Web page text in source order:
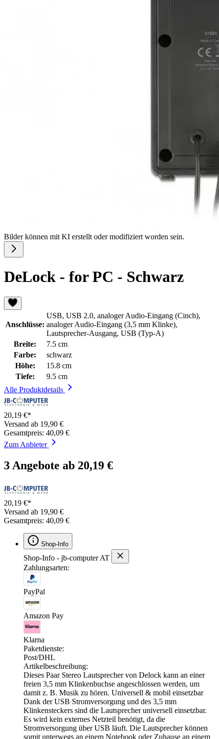
Bilder können mit KI erstellt oder modifiziert worden sein.
DeLock - for PC - Schwarz
Anschlüsse:
USB, USB 2.0, analoger Audio-Eingang (Cinch),
analoger Audio-Eingang (3,5 mm Klinke),
Lautsprecher-Ausgang, USB (Typ-A)
Breite:
7.5 cm
Farbe:
schwarz
Höhe:
15.8 cm
Tiefe:
9.5 cm
Alle Produktdetails
20,19 €*
Versand ab 19,90 €
Gesamtpreis: 40,09 €
Zum Anbieter
3 Angebote ab 20,19 €
20,19 €*
Versand ab 19,90 €
Gesamtpreis: 40,09 €
Shop-Info
Shop-Info - jb-computer AT
Zahlungsarten:
PayPal
Amazon Pay
Klarna
Paketdienste:
Post/DHL
Artikelbeschreibung:
Dieses Paar Stereo Lautsprecher von Delock kann an einer
freien 3,5 mm Klinkenbuchse angeschlossen werden, um
damit z. B. Musik zu hören. Universell & mobil einsetzbar
Dank der USB Stromversorgung und des 3,5 mm
Klinkensteckers sind die Lautsprecher universell einsetzbar.
Es wird kein externes Netzteil benötigt, da die
Stromversorgung über USB läuft. Die Lautsprecher können
somit unterwegs an einem Notebook oder Zuhause an einem